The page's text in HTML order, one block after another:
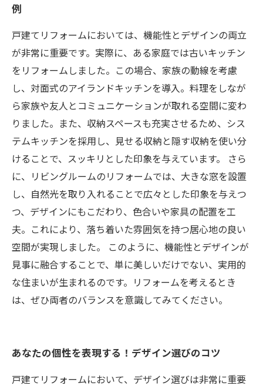
例
戸建てリフォームにおいては、機能性とデザインの両立
が非常に重要です。実際に、ある家庭では古いキッチン
をリフォームしました。この場合、家族の動線を考慮
し、対面式のアイランドキッチンを導入。料理をしなが
ら家族や友人とコミュニケーションが取れる空間に変わ
りました。また、収納スペースも充実させるため、シス
テムキッチンを採用し、見せる収納と隠す収納を使い分
けることで、スッキリとした印象を与えています。 さら
に、リビングルームのリフォームでは、大きな窓を設置
し、自然光を取り入れることで広々とした印象を与えつ
つ、デザインにもこだわり、色合いや家具の配置を工
夫。これにより、落ち着いた雰囲気を持つ居心地の良い
空間が実現しました。 このように、機能性とデザインが
見事に融合することで、単に美しいだけでない、実用的
な住まいが生まれるのです。リフォームを考えるとき
は、ぜひ両者のバランスを意識してみてください。
あなたの個性を表現する！デザイン選びのコツ
戸建てリフォームにおいて、デザイン選びは非常に重要